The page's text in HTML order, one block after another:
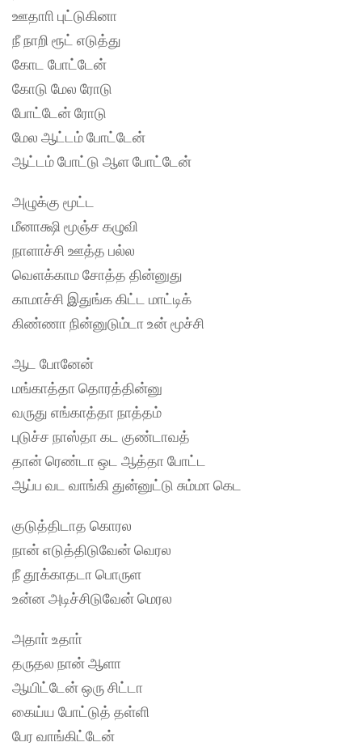
ஊதாாி புட்டுகினா
நீ நாறி ரூட் எடுத்து
கோட போட்டேன்
கோடு மேல ரோடு
போட்டேன் ரோடு
மேல ஆட்டம் போட்டேன்
ஆட்டம் போட்டு ஆள போட்டேன்
அழுக்கு மூட்ட
மீனாக்ஷி மூஞ்ச கழுவி
நாளாச்சி ஊத்த பல்ல
வெளக்காம சோத்த தின்னுது
காமாச்சி இதுங்க கிட்ட மாட்டிக்
கிண்ணா நின்னுடும்டா உன் மூச்சி
ஆட போனேன்
மங்காத்தா தொரத்தின்னு
வருது எங்காத்தா நாத்தம்
புடுச்ச நாஸ்தா கட குண்டாவத்
தான் ரெண்டா ஒட ஆத்தா போட்ட
ஆப்ப வட வாங்கி துன்னுட்டு சும்மா கெட
குடுத்திடாத கொரல
நான் எடுத்திடுவேன் வெரல
நீ தூக்காதடா பொருள
உன்ன அடிச்சிடுவேன் மெரல
அதாா் உதாா்
தருதல நான் ஆளா
ஆயிட்டேன் ஒரு சிட்டா
கைய்ய போட்டுத் தள்ளி
பேர வாங்கிட்டேன்